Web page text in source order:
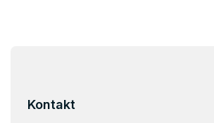
Kontakt